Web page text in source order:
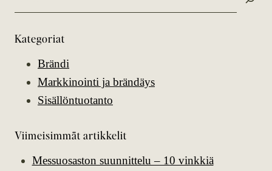
Kategoriat
Brändi
Markkinointi ja brändäys
Sisällöntuotanto
Viimeisimmät artikkelit
Messuosaston suunnittelu – 10 vinkkiä